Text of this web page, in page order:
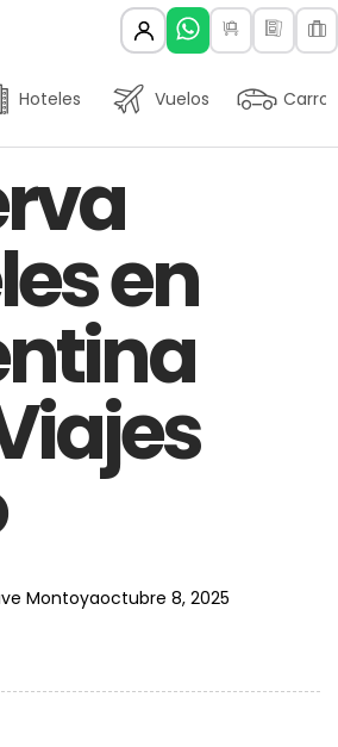
Hoteles Vuelos Carros
en
Montoyaoctubre 8, 2025